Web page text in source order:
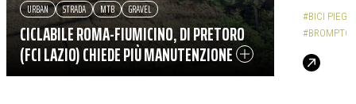
CICLABILE ROMA-FIUMICINO, DI PRETORO
(FCI LAZIO) CHIEDE PIÙ MANUTENZIONE
URBAN STRADA MTB GRAVEL
#BICI